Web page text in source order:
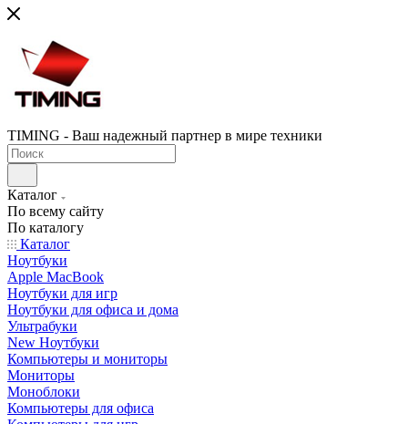
TIMING - Ваш надежный партнер в мире техники
Каталог
По всему сайту
По каталогу
Каталог
Ноутбуки
Apple MacBook
Ноутбуки для игр
Ноутбуки для офиса и дома
Ультрабуки
New Ноутбуки
Компьютеры и мониторы
Мониторы
Моноблоки
Компьютеры для офиса